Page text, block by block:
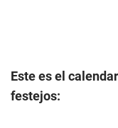
Este es el
festejos: